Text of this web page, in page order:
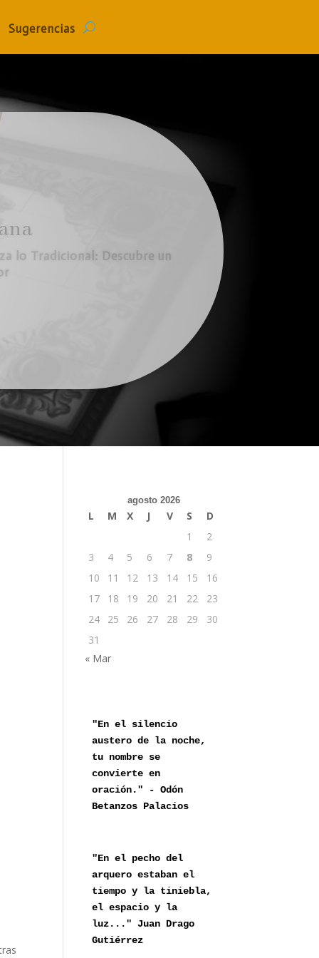
Sugerencias
Descubre Nuestra
agosto 2026
L M X J V S
D
1
2
3
4 5 6 7 8
9
10
11 12 13 14 15
16
17
18 19 20 21 22
23
24
25 26 27 28 29
30
31
« Mar
"En el silencio
austero de la noche,
tu nombre se
convierte en
oración." - Odón
Betanzos Palacios
"En el pecho del
arquero estaban el
tiempo y la tiniebla,
el espacio y la
luz..." Juan Drago
Gutiérrez